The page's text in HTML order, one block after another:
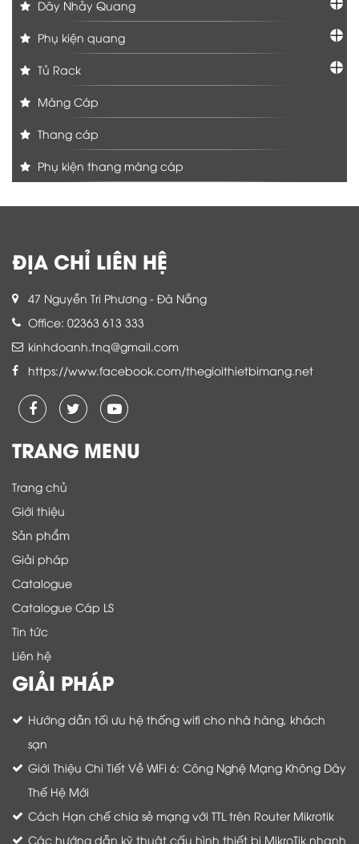
Dây Nhảy Quang
Phụ kiện quang
Tủ Rack
Máng Cáp
Thang cáp
Phụ kiện thang máng cáp
ĐỊA CHỈ LIÊN HỆ
47 Nguyễn Tri Phương - Đà Nẵng
Office: 02363 613 333
kinhdoanh.tnq@gmail.com
https://www.facebook.com/thegioithietbimang.net
TRANG MENU
Trang chủ
Giới thiệu
Sản phẩm
Giải pháp
Catalogue
Catalogue Cáp LS
Tin tức
Liên hệ
GIẢI PHÁP
Hướng dẫn tối ưu hệ thống wifi cho nhà hàng, khách
sạn
Giới Thiệu Chi Tiết Về WiFi 6: Công Nghệ Mạng Không Dây
Thế Hệ Mới
Cách Hạn chế chia sẻ mạng với TTL trên Router Mikrotik
Các hướng dẫn kỹ thuật cấu hình thiết bị MikroTik nhanh